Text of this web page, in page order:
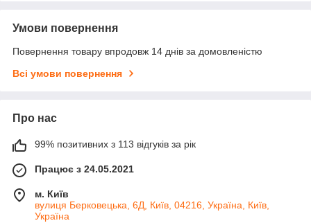
Умови повернення
Повернення товару впродовж 14 днів за домовленістю
Всі умови повернення
Про нас
99% позитивних з 113 відгуків за рік
Працює з 24.05.2021
м. Київ
вулиця Берковецька, 6Д, Київ, 04216, Україна, Київ,
Україна